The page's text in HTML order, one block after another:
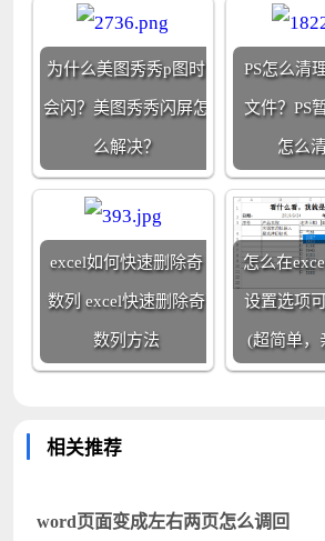
为什么美图秀秀p图时
会闪？美图秀秀闪屏怎
么解决？
PS怎么清
文件？PS
怎么
excel如何快速删除奇
数列 excel快速删除奇
数列方法
怎么在
设置选项
(超简单，
相关推荐
word页面变成左右两页怎么调回